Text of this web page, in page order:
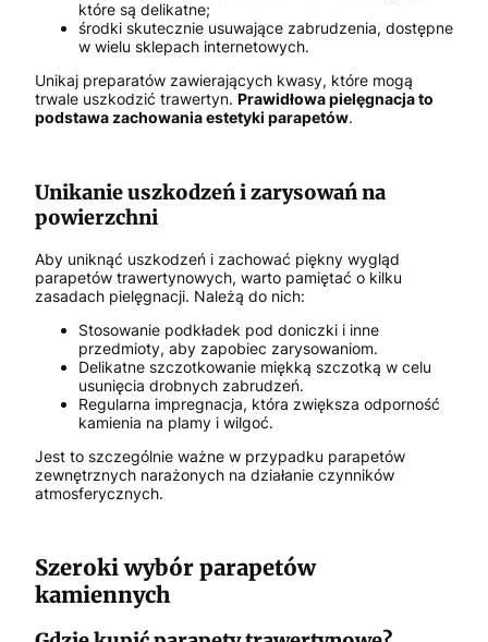
które są delikatne;
środki skutecznie usuwające zabrudzenia, dostępne
w wielu sklepach internetowych.
Unikaj preparatów zawierających kwasy, które mogą
trwale uszkodzić trawertyn. Prawidłowa pielęgnacja to
podstawa zachowania estetyki parapetów.
Unikanie uszkodzeń i zarysowań na
powierzchni
Aby uniknąć uszkodzeń i zachować piękny wygląd
parapetów trawertynowych, warto pamiętać o kilku
zasadach pielęgnacji. Należą do nich:
Stosowanie podkładek pod doniczki i inne
przedmioty, aby zapobiec zarysowaniom.
Delikatne szczotkowanie miękką szczotką w celu
usunięcia drobnych zabrudzeń.
Regularna impregnacja, która zwiększa odporność
kamienia na plamy i wilgoć.
Jest to szczególnie ważne w przypadku parapetów
zewnętrznych narażonych na działanie czynników
atmosferycznych.
Szeroki wybór parapetów
kamiennych